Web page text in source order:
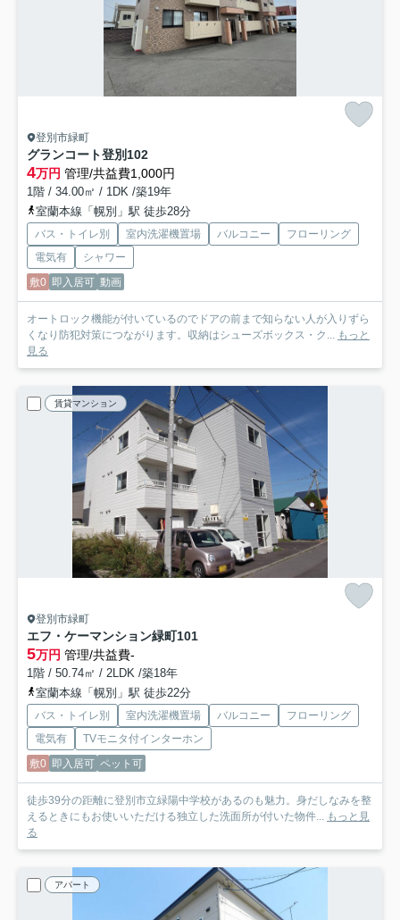
登別市緑町
グランコート登別 102
4万円 管理/共益費1,000円
1階 / 34.00㎡ / 1DK /築19年
室蘭本線「幌別」駅 徒歩28分
バス・トイレ別 室内洗濯機置場 バルコニー
フローリング
電気有
シャワー
敷0 即入居可 動画
オートロック機能が付いているのでドアの前まで知らない人が入りずら
くなり防犯対策につながります。収納はシューズボックス・ク... もっと
見る
賃貸マンション
登別市緑町
エフ・ケーマンション緑町101
5万円 管理/共益費-
1階 / 50.74㎡ / 2LDK /築18年
室蘭本線「幌別」駅 徒歩22分
バス・トイレ別 室内洗濯機置場 バルコニー
フローリング
電気有
TVモニタ付インターホン
敷0 即入居可 ペット可
徒歩39分の距離に登別市立緑陽中学校があるのも魅力。身だしなみを整
えるときにもお使いいただける独立した洗面所が付いた物件... もっと見
る
アパート